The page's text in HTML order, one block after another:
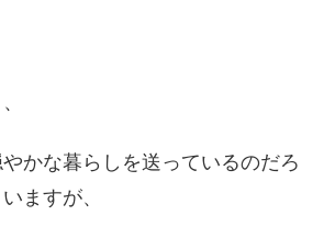
かな暮らしを送っているのだろ
ますが、